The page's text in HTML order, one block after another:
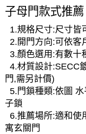
子母門款式推
1.規格尺寸:尺寸皆
2.開門方向:可依客
3.顏色選用:有數十
4.材質設計:SECC
門,需另計價)
5.門鎖種類:依圖
子鎖
6.推薦場所:適和使
寓玄關門